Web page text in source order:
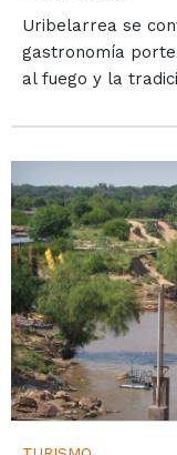
Uribelarrea se
gastronomía
al fuego y la